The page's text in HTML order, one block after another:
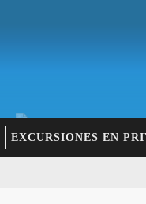
EXCURSIONES EN